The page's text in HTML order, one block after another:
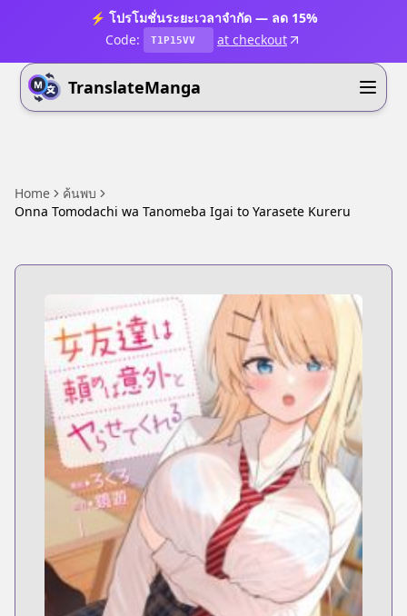
⚡ โปรโมชั่นระยะเวลาจำกัด — ลด 15%
Code:
T1P15VV at checkout
TranslateManga
Home
ค้นพบ
Onna Tomodachi wa Tanomeba Igai to Yarasete Kureru